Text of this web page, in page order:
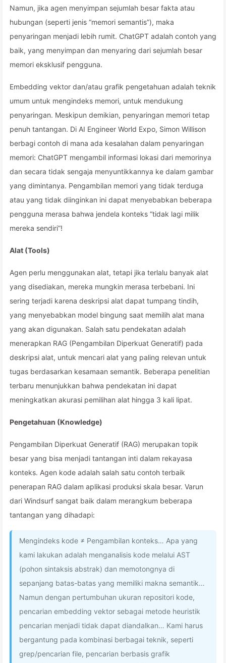
Namun, jika agen menyimpan sejumlah besar fakta atau
hubungan (seperti jenis “memori semantis”), maka
penyaringan menjadi lebih rumit. ChatGPT adalah contoh yang
baik, yang menyimpan dan menyaring dari sejumlah besar
memori eksklusif pengguna.
Embedding vektor dan/atau grafik pengetahuan adalah teknik
umum untuk mengindeks memori, untuk mendukung
penyaringan. Meskipun demikian, penyaringan memori tetap
penuh tantangan. Di AI Engineer World Expo, Simon Willison
berbagi contoh di mana ada kesalahan dalam penyaringan
memori: ChatGPT mengambil informasi lokasi dari memorinya
dan secara tidak sengaja menyuntikkannya ke dalam gambar
yang dimintanya. Pengambilan memori yang tidak terduga
atau yang tidak diinginkan ini dapat menyebabkan beberapa
pengguna merasa bahwa jendela konteks “tidak lagi milik
mereka sendiri”!
Alat (Tools)
Agen perlu menggunakan alat, tetapi jika terlalu banyak alat
yang disediakan, mereka mungkin merasa terbebani. Ini
sering terjadi karena deskripsi alat dapat tumpang tindih,
yang menyebabkan model bingung saat memilih alat mana
yang akan digunakan. Salah satu pendekatan adalah
menerapkan RAG (Pengambilan Diperkuat Generatif) pada
deskripsi alat, untuk mencari alat yang paling relevan untuk
tugas berdasarkan kesamaan semantik. Beberapa penelitian
terbaru menunjukkan bahwa pendekatan ini dapat
meningkatkan akurasi pemilihan alat hingga 3 kali lipat.
Pengetahuan (Knowledge)
Pengambilan Diperkuat Generatif (RAG) merupakan topik
besar yang bisa menjadi tantangan inti dalam rekayasa
konteks. Agen kode adalah salah satu contoh terbaik
penerapan RAG dalam aplikasi produksi skala besar. Varun
dari Windsurf sangat baik dalam merangkum beberapa
tantangan yang dihadapi:
Mengindeks kode ≠ Pengambilan konteks… Apa yang
kami lakukan adalah menganalisis kode melalui AST
(pohon sintaksis abstrak) dan memotongnya di
sepanjang batas-batas yang memiliki makna semantik…
Namun dengan pertumbuhan ukuran repositori kode,
pencarian embedding vektor sebagai metode heuristik
pencarian menjadi tidak dapat diandalkan… Kami harus
bergantung pada kombinasi berbagai teknik, seperti
grep/pencarian file, pencarian berbasis grafik